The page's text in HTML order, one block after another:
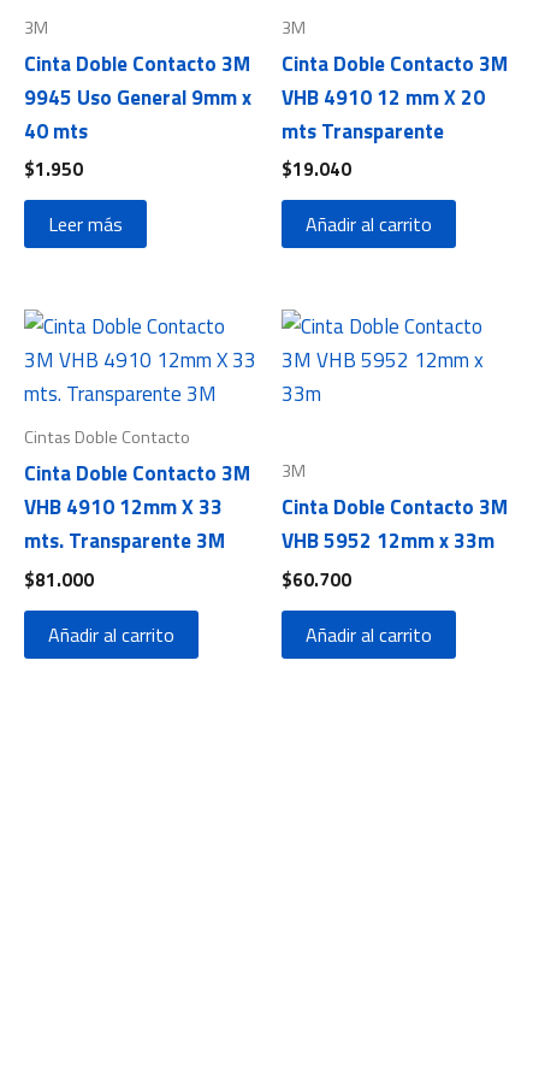
3M
Cinta Doble Contacto 3M
9945 Uso General 9mm x
40 mts
$1.950
Leer más
3M
Cinta Doble Contacto 3M
VHB 4910 12 mm X 20
mts Transparente
$19.040
Añadir al carrito
Cintas Doble Contacto
Cinta Doble Contacto 3M
VHB 4910 12mm X 33
mts. Transparente 3M
$81.000
Añadir al carrito
3M
Cinta Doble Contacto 3M
VHB 5952 12mm x 33m
$60.700
Añadir al carrito